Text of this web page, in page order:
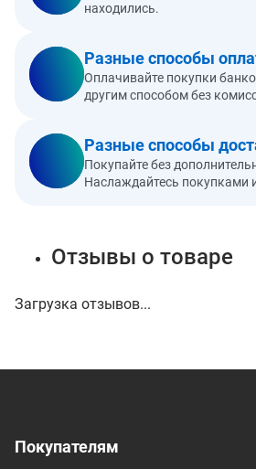
находились.
Разные способы
Оплачивайте покупки
другим способом без
Разные способы
Покупайте без
Наслаждайтесь покупками
Отзывы о товаре
Загрузка отзывов...
Покупателям